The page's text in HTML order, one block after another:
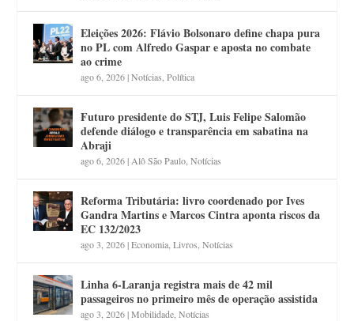
Eleições 2026: Flávio Bolsonaro define chapa pura
no PL com Alfredo Gaspar e aposta no combate
ao crime
ago 6, 2026|Notícias ,Política
Futuro presidente do STJ, Luis Felipe Salomão
defende diálogo e transparência em sabatina na
Abraji
ago 6, 2026| Alô São Paulo ,Notícias
Reforma Tributária: livro coordenado por Ives
Gandra Martins e Marcos Cintra aponta riscos da
EC 132/2023
ago 3, 2026|Economia ,Livros ,Notícias
Linha 6-Laranja registra mais de 42 mil
passageiros no primeiro mês de operação assistida
ago 3, 2026|Mobilidade ,Notícias